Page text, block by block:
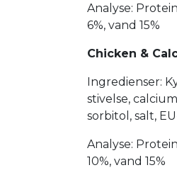
Analyse:
6%, vand 15%
Chicken &
Ingredienser:
stivelse,
sorbitol, salt,
Analyse:
10%, vand 15%